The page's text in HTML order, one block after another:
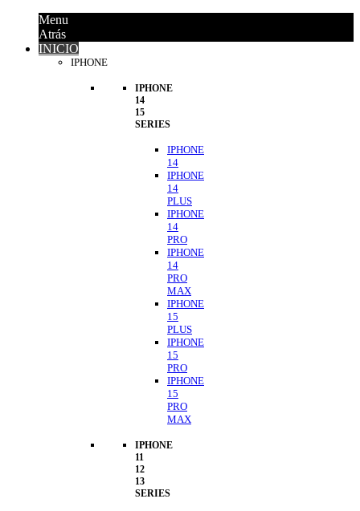
Menu
Atrás
INICIO
IPHONE
IPHONE
14
15
SERIES
IPHONE
14
IPHONE
14
PLUS
IPHONE
14
PRO
IPHONE
14
PRO
MAX
IPHONE
15
PLUS
IPHONE
15
PRO
IPHONE
15
PRO
MAX
IPHONE
11
12
13
SERIES